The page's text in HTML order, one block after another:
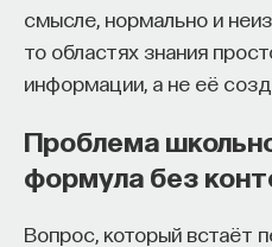
смысле, нормально и
то областях знания
информации, а не её
Проблема
формула без
Вопрос, который встаёт